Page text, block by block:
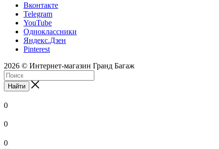
Вконтакте
Telegram
YouTube
Одноклассники
Яндекс.Дзен
Pinterest
2026 © Интернет-магазин Гранд Багаж
Найти
0
0
0